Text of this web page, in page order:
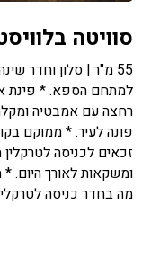
סוויטה
55 מ"ר | סלון וחדר
למתחם הספא. * פינת
זכאים לכניסה
ומשקאות לאורך היום. *
מה בחדר כניסה